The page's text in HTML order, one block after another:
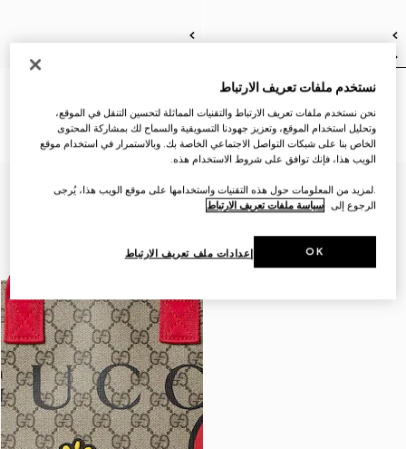
حقيبة الظهر مع طبعة للأطفال
SAR 5,500
للأطفال
SAR 5,500
نستخدم ملفات تعريف الارتباط
نحن نستخدم ملفات تعريف الارتباط والتقنيات المماثلة لتحسين التنقل في الموقع،
وتحليل استخدام الموقع، وتعزيز جهودنا التسويقية والسماح لك بمشاركة المحتوى
الخاص بنا على شبكات التواصل الاجتماعي الخاصة بك. وبالاستمرار في استخدام موقع
الويب هذا، فإنك توافق على شروط الاستخدام هذه.
.لمزيد من المعلومات حول هذه التقنيات واستخدامها على موقع الويب هذا، يُرجى
الرجوع إلى سياسة ملفات تعريف الارتباط
إعدادات ملف تعريف الارتباط OK